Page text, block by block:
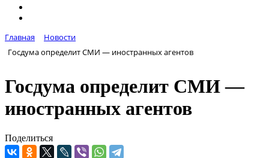
Главная
Новости
Госдума определит СМИ — иностранных агентов
Госдума определит СМИ —
иностранных агентов
Поделиться